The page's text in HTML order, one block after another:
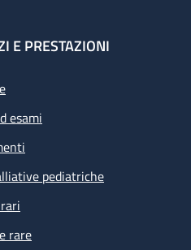
E PRESTAZIONI
esami
pediatriche
rare